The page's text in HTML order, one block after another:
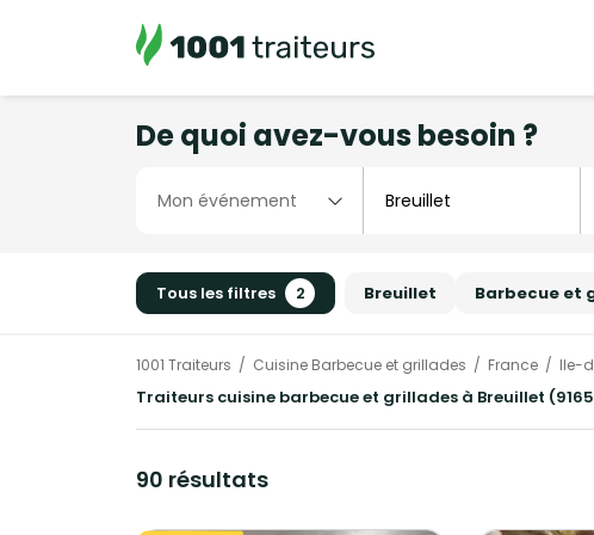
De quoi avez-vous besoin ?
Tous les filtres 2 Breuillet Barbecue et
1001 Traiteurs Cuisine Barbecue et grillades France Ile-
Traiteurs cuisine barbecue et grillades à Breuillet
90 résultats